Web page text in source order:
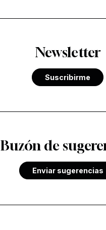
Newsletter
Suscribirme
Buzón de
Enviar sugerencias